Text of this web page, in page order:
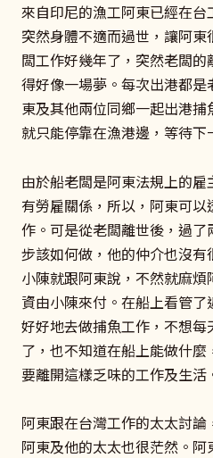
來自印尼的漁工阿東已經在
突然身體不適而過世，讓阿
闆工作好幾年了，突然老闆
得好像一場夢。每次出港都
東及其他兩位同鄉一起出港
就只能停靠在漁港邊，等待下
由於船老闆是阿東法規上的
有勞雇關係，所以，阿東可
作。可是從老闆離世後，過
步該如何做，他的仲介也沒
小陳就跟阿東說，不然就麻
資由小陳來付。在船上看管
好好地去做捕魚工作，不想
了，也不知道在船上能做什
要離開這樣乏味的工作及生活
阿東跟在台灣工作的太太討
阿東及他的太太也很茫然。